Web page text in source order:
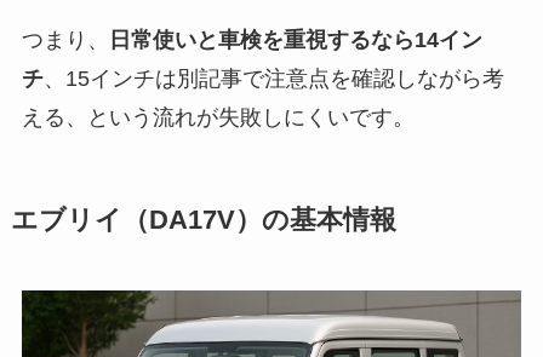
つまり、
日常使いと車検を重視するなら14イン
チ、15インチは別記事で注意点を確認しながら考
える、という流れが失敗しにくいです。
エブリイ（DA17V）の基本情報